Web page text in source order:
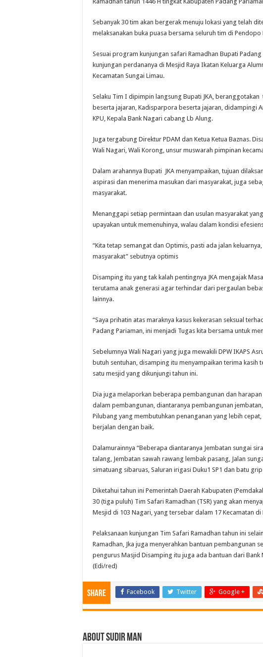
Sebanyak 30 tim akan bergerak menuju lokasi yang telah
melaksanakan buka puasa bersama seluruh tim di
Sesuai program kunjungan safari Ramadhan Bupati
kunjungan perdananya di Mesjid Raya Ikatan Keluarga
Kecamatan Sungai Limau.
Selaku Tim I dipimpin langsung Bupati JKA,
beserta jajaran, Kadisparpora beserta jajaran, didampingi
KPU, Kepala Bank Nagari cabang Lb Alung.
Juga tergabung Direktur PDAM dan Ketua Ketua Baznas.
Wali Nagari, Wali Korong, unsur muswarah pimpinan
Dalam arahannya Bupati JKA menyampaikan, tujuan
aspirasi dan menerima masukan dari masyarakat, juga
masyarakat.
Menanggapi setiap permintaan dan usulan masyarakat
upayakan untuk memenuhinya, walau dalam kondisi
“Kita tetap semangat dan Optimis, pasti ada jalan
masyarakat” sebutnya optimis
Disamping itu yang tak kalah pentingnya JKA mengajak
terutama anak generasi agar terhindar dari pergaulan
lainnya.
“Saya prihatin atas maraknya kasus kekerasan seksual
Padang Pariaman, ini menjadi Tugas kita bersama untuk
Sebelumnya Wali Nagari yang juga mewakili DPW IKAPS
butuh sentuhan, disamping itu menyampaikan terima kasih
satu mesjid yang dikunjungi tahun ini.
Dia juga melaporkan beberapa pembangunan dan
dalam pembangunan, diantaranya pembangunan
Pilubang yang membutuhkan penanganan yang lebih
berjalan dengan baik.
Dalamurainnya “Beberapa diantaranya Jembatan sungai
talang, Jembatan sawah rawang lembak pasang, Jalan
simatuang sibaruas, Saluran irigasi Duku1 SP1 dan batu
Diketahui tahun ini Pemerintah Daerah Kabupaten
30 (tiga puluh) Tim Safari Ramadhan (TSR) yang akan
Mesjid di 103 Nagari, yang tersebar dalam 17 Kecamatan di
Pelaksanaan kunjungan Tim Safari Ramadhan tahun ini
Ramadhan, Jka juga menyerahkan bantuan pembangunan
pengurus Masjid Disamping itu juga ada bantuan dari Bank
(Edi/red)
Share Facebook Twitter Google +
About Sudir Man